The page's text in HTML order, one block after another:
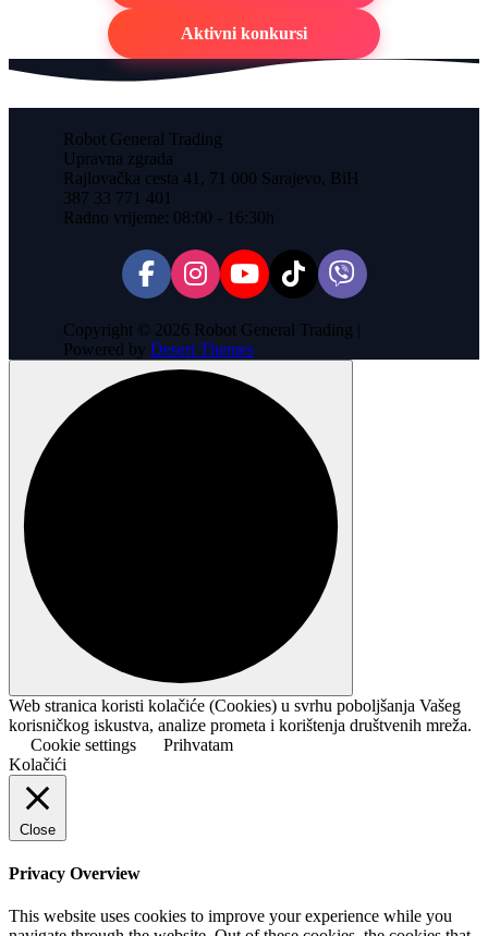
Aktivni konkursi
Robot General Trading
Upravna zgrada
Rajlovačka cesta 41, 71 000 Sarajevo, BiH
387 33 771 401
Radno vrijeme: 08:00 - 16:30h
Copyright © 2026 Robot General Trading |
Powered by Desert Themes
Web stranica koristi kolačiće (Cookies) u svrhu poboljšanja Vašeg
korisničkog iskustva, analize prometa i korištenja društvenih mreža.
Cookie settings
Prihvatam
Kolačići
Close
Privacy Overview
This website uses cookies to improve your experience while you